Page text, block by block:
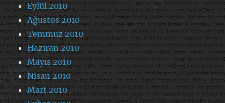
Eylül 2010
Ağustos 2010
Temmuz 2010
Haziran 2010
Mayıs 2010
Nisan 2010
Mart 2010